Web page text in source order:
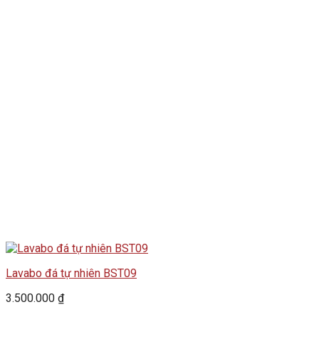
Lavabo đá tự nhiên BST09
3.500.000 ₫